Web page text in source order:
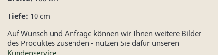
Tiefe: 10 cm
Auf Wunsch und Anfrage können wir Ihnen weitere Bilder
des Produktes zusenden - nutzen Sie dafür unseren
Kundenservice.